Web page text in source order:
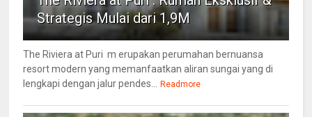
Strategis Mulai dari 1,9M
The Riviera at Puri m erupakan perumahan bernuansa
resort modern yang memanfaatkan aliran sungai yang di
lengkapi dengan jalur pendes...
Readmore